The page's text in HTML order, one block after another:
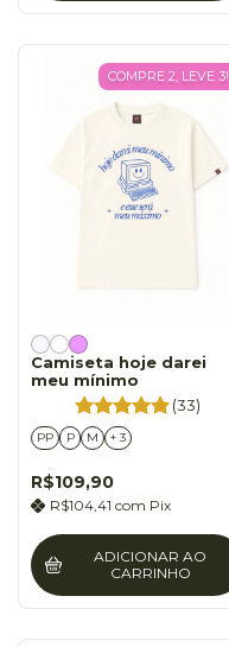
COMPRE 2, LEVE 3!
Camiseta hoje darei
meu mínimo
(33)
PP P M + 3
R$109,90
R$104,41 com Pix
ADICIONAR AO
CARRINHO